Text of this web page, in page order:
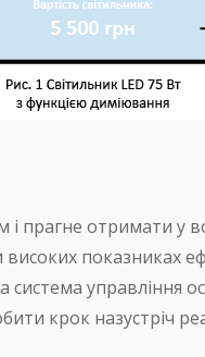
і прагне отримати у
показниках
управління
крок назустріч